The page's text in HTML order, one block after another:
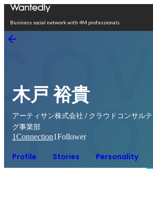
Business social network with 4M professionals
木戸 裕貴
アーティサン株式会社 / クラウドコンサル
グ事業部
1Connection1Follower
Profile Stories Personality